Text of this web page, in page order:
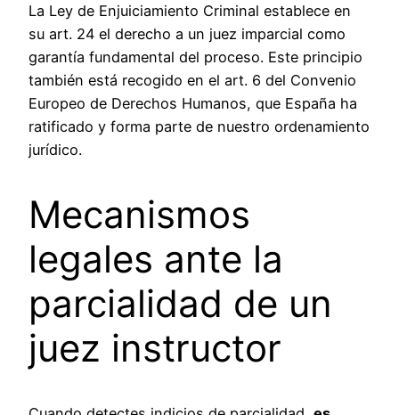
La Ley de Enjuiciamiento Criminal establece en
su art. 24 el derecho a un juez imparcial como
garantía fundamental del proceso. Este principio
también está recogido en el art. 6 del Convenio
Europeo de Derechos Humanos, que España ha
ratificado y forma parte de nuestro ordenamiento
jurídico.
Mecanismos
legales ante la
parcialidad de un
juez instructor